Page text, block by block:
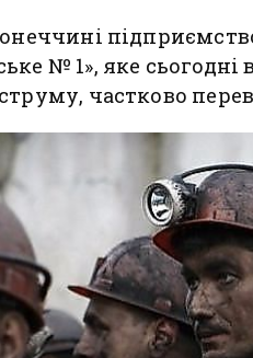
№ 1», яке
частково